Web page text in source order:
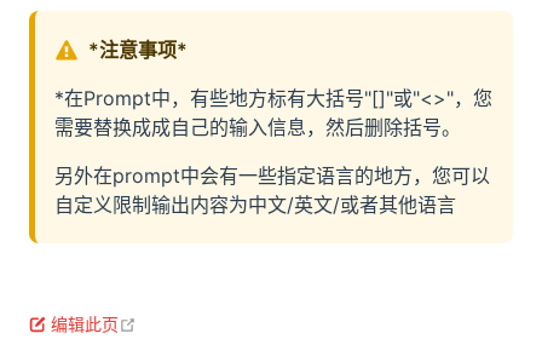
*注意事项*
*在Prompt中，有些地方标有大括号"[]"或"<>"，您
需要替换成成自己的输入信息，然后删除括号。
另外在prompt中会有一些指定语言的地方，您可以
自定义限制输出内容为中文/英文/或者其他语言
编辑此页